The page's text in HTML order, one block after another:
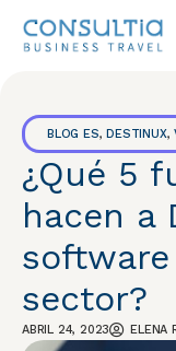
BLOG ES,DESTINUX,
¿Qué 5
hacen a
sector?
ABRIL 24, 2023 ELENA